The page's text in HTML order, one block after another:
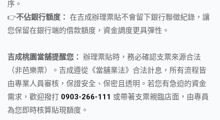
序。
👉不佔銀行額度： 在吉成辦理票貼不會留下銀行聯徵紀錄，讓
您保留在銀行端的借款額度，資金調度更具彈性。
吉成桃園當舖提醒您： 辦理票貼時，務必確認支票來源合法
（非芭樂票）。吉成遵從《當舖業法》合法計息，所有流程皆
由專業人員審核，保證安全、保密且透明。若您有急迫的資金
需求，歡迎撥打 0903-266-111 或帶著支票親臨店面，由專員
為您即時核算貼現額度。